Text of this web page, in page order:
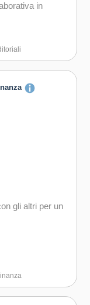
in
con
le loro idee, di
gli altri per un